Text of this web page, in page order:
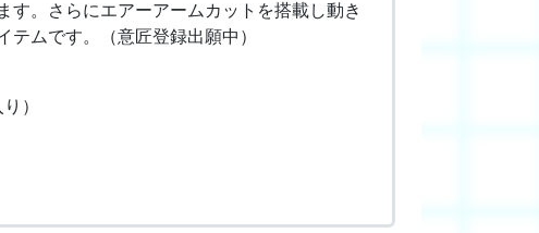
す。さらにエアーアームカットを搭載し動き
ムです。（意匠登録出願中）
）